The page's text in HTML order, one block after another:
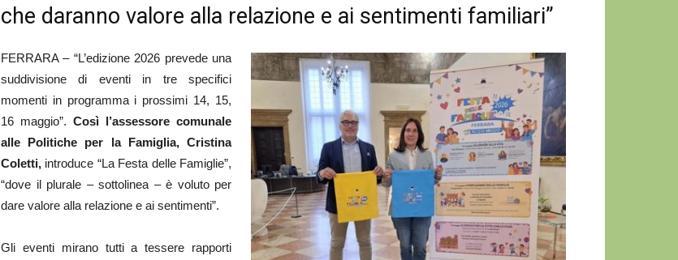
che daranno valore alla relazione e ai sentimenti familiari”
FERRARA – “L’edizione 2026 prevede una
suddivisione di eventi in tre specifici
momenti in programma i prossimi 14, 15,
16 maggio”. Così l’assessore comunale
alle Politiche per la Famiglia, Cristina
Coletti, introduce “La Festa delle Famiglie”,
“dove il plurale – sottolinea – è voluto per
dare valore alla relazione e ai sentimenti”.
Gli eventi mirano tutti a tessere rapporti